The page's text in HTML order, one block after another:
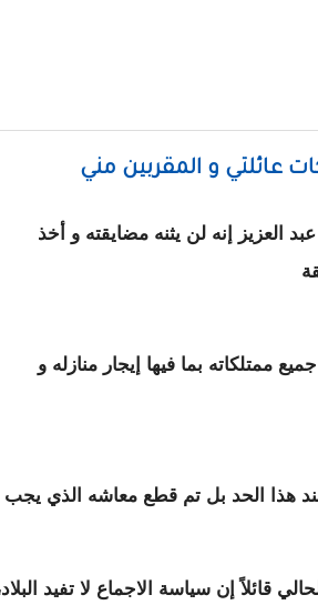
كبار موظفي وزارة الثقافة والصناعة
عائلتي و المقربين مني
العزيز إنه لن يثنه مضايقته و أخذ
ممتلكاته بما فيها إيجار منازله و
هذا الحد بل تم قطع معاشه الذي
قائلاً إن سياسة الاجماع لا تفيد